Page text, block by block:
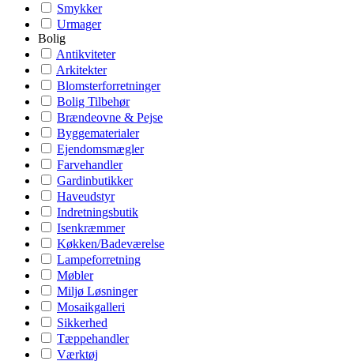
Smykker
Urmager
Bolig
Antikviteter
Arkitekter
Blomsterforretninger
Bolig Tilbehør
Brændeovne & Pejse
Byggematerialer
Ejendomsmægler
Farvehandler
Gardinbutikker
Haveudstyr
Indretningsbutik
Isenkræmmer
Køkken/Badeværelse
Lampeforretning
Møbler
Miljø Løsninger
Mosaikgalleri
Sikkerhed
Tæppehandler
Værktøj